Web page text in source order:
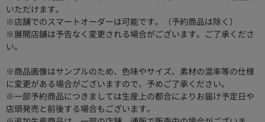
いただけます。
※店舗でのスマートオーダーは可能です。（予約商品は除く）
※展開店舗は予告なく変更される場合がございます。ご了承くださ
い。
※商品画像はサンプルのため、色味やサイズ、素材の混率等の仕様
に変更がある場合がございますので、予めご了承ください。
※一部予約商品につきましては生産上の都合によりお届け予定日や
店頭発売と前後する場合もございます。